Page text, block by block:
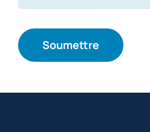
Soumettre